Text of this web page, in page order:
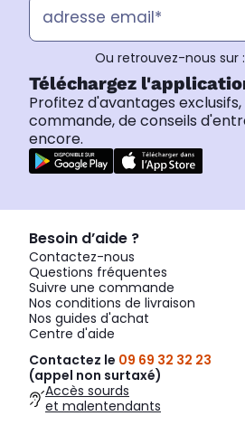
Ou retrouvez-nous sur :
Téléchargez
Profitez d'avantages
commande, de conseils
encore.
Besoin d’aide ?
Contactez-nous
Questions fréquentes
Suivre une commande
Nos conditions de livraison
Nos guides d'achat
Centre d'aide
Contactez le 09 69 32 32 23
(appel non surtaxé)
Accès sourds
et malentendants